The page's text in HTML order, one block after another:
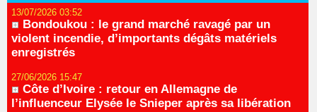
13/07/2026 03:52
Bondoukou : le grand marché ravagé par un
violent incendie, d’importants dégâts matériels
enregistrés
27/06/2026 15:47
Côte d’Ivoire : retour en Allemagne de
l’influenceur Elysée le Snieper après sa libération